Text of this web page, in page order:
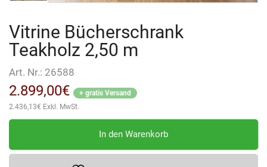
Vitrine Bücherschrank
Teakholz 2,50 m
Art. Nr.: 26588
2.899,00€
+ gratis Versand
2.436,13€ Exkl. MwSt.
Vitrine
Teakholz
In den Warenkorb